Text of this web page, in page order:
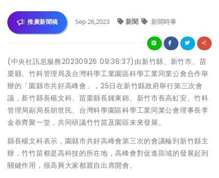
推廣新聞稿 Sep 26,2023 新聞 新聞時事
(中央社訊息服務20230926 09:36:37)由新竹縣、新竹市、苗
栗縣、竹科管理局及台灣科學工業園區科學工業同業公會合作舉
辦的「園縣市共好高峰會」，25日在新竹縣政府舉行第三次會
議，新竹縣長楊文科、苗栗縣長鍾東錦、新竹市長高虹安、竹科
管理局副局長胡世民、台灣科學園區科學工業同業公會理事長李
金恭齊聚一堂，共同研議竹竹苗及園區未來發展。
縣長楊文科表示，園縣市共好高峰會第三次的會議輪到新竹縣主
辦，竹竹苗都是高科技的所在地，高峰會對促進區域的發展起到
關鍵作用，很高興大家都親自出席開會。